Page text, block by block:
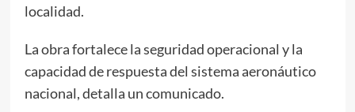
localidad.
La obra fortalece la seguridad operacional y la
capacidad de respuesta del sistema aeronáutico
nacional, detalla un comunicado.